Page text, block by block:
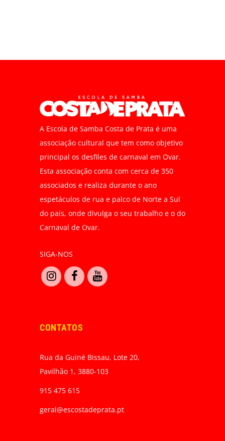
A Escola de Samba Costa de Prata é uma
associação cultural que tem como objetivo
principal os desfiles de carnaval em Ovar.
Esta associação conta com cerca de 350
associados e realiza durante o ano
espetáculos de rua e palco de Norte a Sul
do país, onde divulga o seu trabalho e o do
Carnaval de Ovar.
SIGA-NOS
CONTATOS
Rua da Guiné Bissau, Lote 20,
Pavilhão 1, 3880-103
915 475 615
geral@escostadeprata.pt